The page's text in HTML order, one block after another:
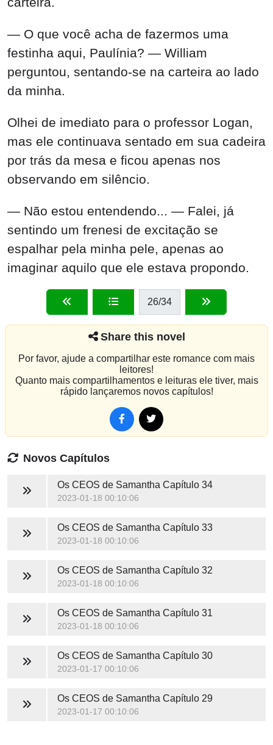
— O que você acha de fazermos uma
festinha aqui, Paulínia? — William
perguntou, sentando-se na carteira ao lado
da minha.
Olhei de imediato para o professor Logan,
mas ele continuava sentado em sua cadeira
por trás da mesa e ficou apenas nos
observando em silêncio.
— Não estou entendendo... — Falei, já
sentindo um frenesi de excitação se
espalhar pela minha pele, apenas ao
imaginar aquilo que ele estava propondo.
26/34
Share this novel
Por favor, ajude a compartilhar este romance com mais
leitores!
Quanto mais compartilhamentos e leituras ele tiver, mais
rápido lançaremos novos capítulos!
Novos Capítulos
Os CEOS de Samantha Capítulo 34
2023-01-18 00:10:06
Os CEOS de Samantha Capítulo 33
2023-01-18 00:10:06
Os CEOS de Samantha Capítulo 32
2023-01-18 00:10:06
Os CEOS de Samantha Capítulo 31
2023-01-18 00:10:06
Os CEOS de Samantha Capítulo 30
2023-01-17 00:10:06
Os CEOS de Samantha Capítulo 29
2023-01-17 00:10:06